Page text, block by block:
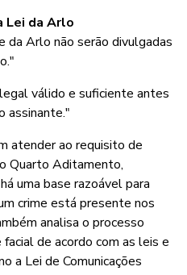
Lei da Arlo
da Arlo não serão divulgadas
válido e suficiente antes
assinante."
atender ao requisito de
Quarto Aditamento,
uma base razoável para
crime está presente nos
analisa o processo
de acordo com as leis e
a Lei de Comunicações